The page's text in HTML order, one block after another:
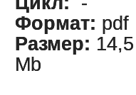
Формат: pdf
Размер: 14,5
Mb